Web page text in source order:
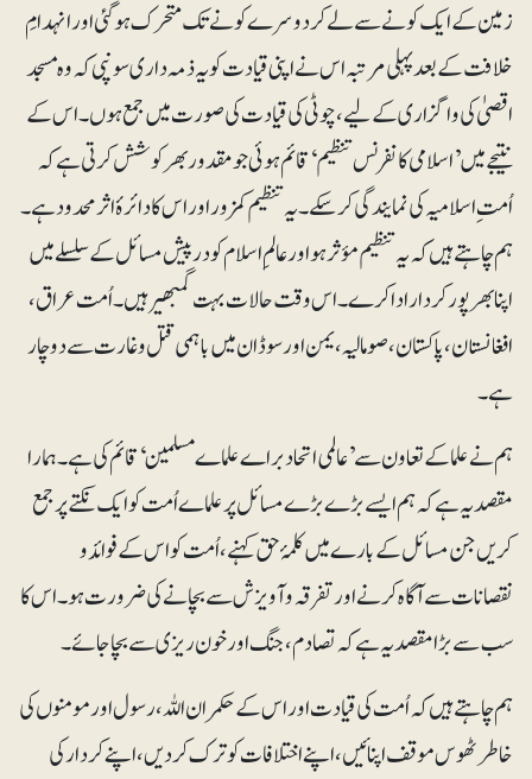
زمین کے ایک کونے سے لے کر دوسرے کونے تک متحرک ہوگئی اور انہدامِ
خلافت کے بعد پہلی مرتبہ اس نے اپنی قیادت کو یہ ذمہ داری سونپی کہ وہ مسجد
اقصیٰ کی واگزاری کے لیے، چوٹی کی قیادت کی صورت میں جمع ہوں۔ اس کے
نتیجے میں ’اسلامی کانفرنس تنظیم‘ قائم ہوئی جو مقدور بھر کوشش کرتی ہے کہ
اُمت ِاسلامیہ کی نمایندگی کرسکے۔ یہ تنظیم کمزور اور اس کا دائرۂ اثر محدود ہے۔
ہم چاہتے ہیں کہ یہ تنظیم مؤثر ہو اور عالمِ اسلام کو درپیش مسائل کے سلسلے میں
اپنا بھرپور کردار ادا کرے۔ اس وقت حالات بہت گمبھیر ہیں۔ اُمت عراق،
افغانستان، پاکستان، صومالیہ، یمن اور سوڈان میں باہمی قتل و غارت سے دوچار
ہے۔
ہم نے علما کے تعاون سے ’عالمی اتحاد براے علماے مسلمین‘ قائم کی ہے۔ ہمارا
مقصد یہ ہے کہ ہم ایسے بڑے بڑے مسائل پر علماے اُمت کو ایک نکتے پر جمع
کریں جن مسائل کے بارے میں کلمۂ حق کہنے، اُمت کو اس کے فوائد و
نقصانات سے آگاہ کرنے اور تفرقہ و آویزش سے بچانے کی ضرورت ہو۔ اس کا
سب سے بڑا مقصد یہ ہے کہ تصادم، جنگ اور خون ریزی سے بچا جائے۔
ہم چاہتے ہیں کہ اُمت کی قیادت اور اس کے حکمران اللہ، رسول اور مومنوں کی
خاطر ٹھوس موقف اپنائیں، اپنے اختلافات کو ترک کردیں، اپنے کردار کی